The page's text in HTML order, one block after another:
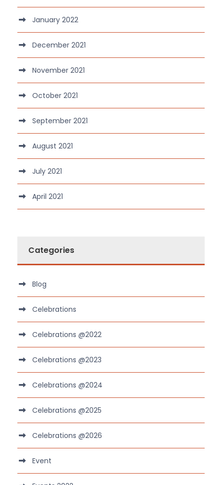
January 2022
December 2021
November 2021
October 2021
September 2021
August 2021
July 2021
April 2021
Categories
Blog
Celebrations
Celebrations @2022
Celebrations @2023
Celebrations @2024
Celebrations @2025
Celebrations @2026
Event